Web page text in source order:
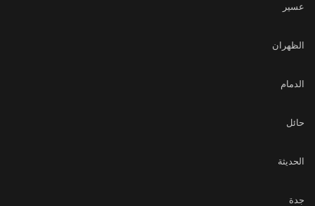
عسير
الظهران
الدمام
حائل
الحديثة
جدة